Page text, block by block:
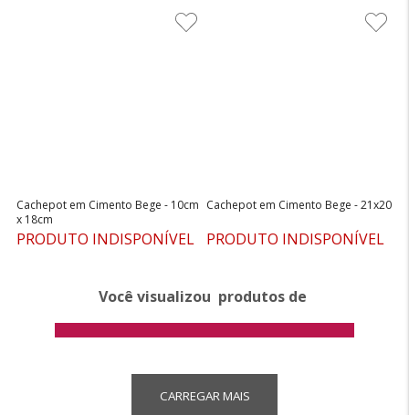
Cachepot em Cimento Bege - 10cm
x 18cm
PRODUTO INDISPONÍVEL
Cachepot em Cimento Bege - 21x20
PRODUTO INDISPONÍVEL
Você visualizou produtos de
CARREGAR MAIS